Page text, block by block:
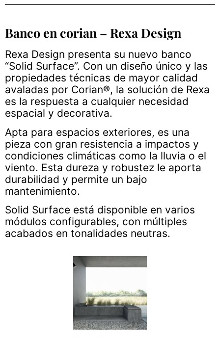
Banco en corian – Rexa Design
Rexa Design presenta su nuevo banco
“Solid Surface”. Con un diseño único y las
propiedades técnicas de mayor calidad
avaladas por Corian®, la solución de Rexa
es la respuesta a cualquier necesidad
espacial y decorativa.
Apta para espacios exteriores, es una
pieza con gran resistencia a impactos y
condiciones climáticas como la lluvia o el
viento. Esta dureza y robustez le aporta
durabilidad y permite un bajo
mantenimiento.
Solid Surface está disponible en varios
módulos configurables, con múltiples
acabados en tonalidades neutras.